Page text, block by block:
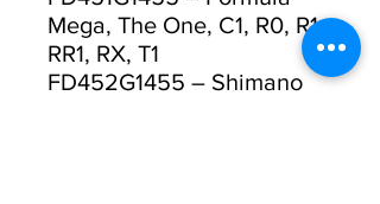
Mega, The One, C1, R0, R1,
RR1, RX, T1
FD452G1455 – Shimano